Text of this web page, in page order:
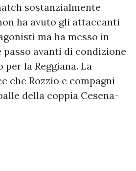
sostanzialmente
ha avuto gli attaccanti
ma ha messo in
avanti di condizione
la Reggiana. La
che Rozzio e compagni
della coppia Cesena-